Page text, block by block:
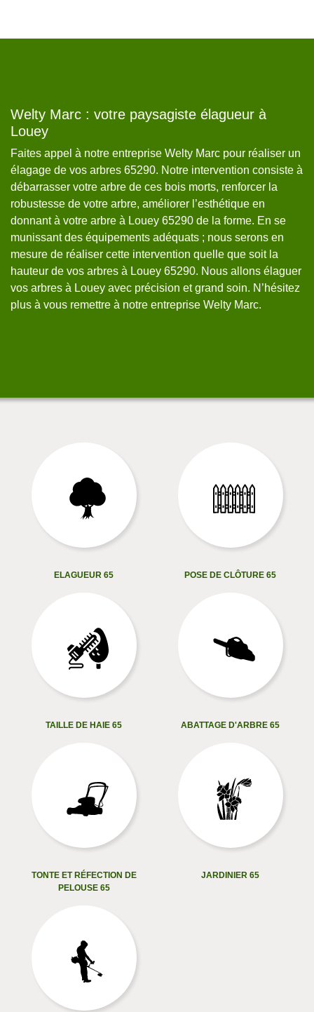
Welty Marc : votre paysagiste élagueur à
Louey
Faites appel à notre entreprise Welty Marc pour réaliser un
élagage de vos arbres 65290. Notre intervention consiste à
débarrasser votre arbre de ces bois morts, renforcer la
robustesse de votre arbre, améliorer l’esthétique en
donnant à votre arbre à Louey 65290 de la forme. En se
munissant des équipements adéquats ; nous serons en
mesure de réaliser cette intervention quelle que soit la
hauteur de vos arbres à Louey 65290. Nous allons élaguer
vos arbres à Louey avec précision et grand soin. N’hésitez
plus à vous remettre à notre entreprise Welty Marc.
ELAGUEUR 65 POSE DE CLÔTURE 65
TAILLE DE HAIE 65 ABATTAGE D'ARBRE 65
TONTE ET RÉFECTION DE
PELOUSE 65
JARDINIER 65